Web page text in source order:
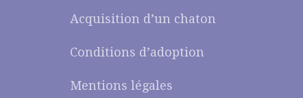
Acquisition d’un chaton
Conditions d’adoption
Mentions légales